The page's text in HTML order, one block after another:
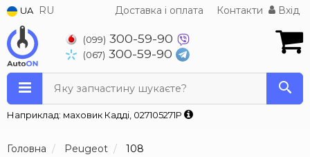
UA RU Доставка і оплата Контакти Вхід
(099) 300-59-90
(067) 300-59-90
Яку запчастину шукаєте?
Наприклад: маховик Кадді, 027105271P
Головна Peugeot 108